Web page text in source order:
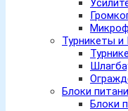
Турникеты
Блоки
Блоки